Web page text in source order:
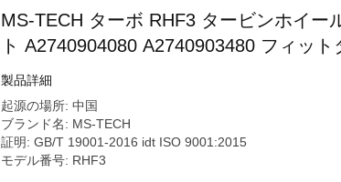
MS-TECH ターボ RHF3 タービンホイー
ト A2740904080 A2740903480 フィット
製品詳細
起源の場所: 中国
ブランド名: MS-TECH
証明: GB/T 19001-2016 idt ISO 9001:2015
モデル番号: RHF3